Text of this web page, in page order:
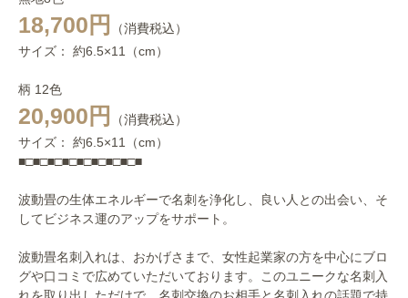
18,700円
（消費税込）
サイズ： 約6.5×11（cm）
柄 12色
20,900円
（消費税込）
サイズ： 約6.5×11（cm）
■□■□■□■□■□■□■□■□■
波動畳の生体エネルギーで名刺を浄化し、良い人との出会い、そ
してビジネス運のアップをサポート。
波動畳名刺入れは、おかげさまで、女性起業家の方を中心にブロ
グや口コミで広めていただいております。このユニークな名刺入